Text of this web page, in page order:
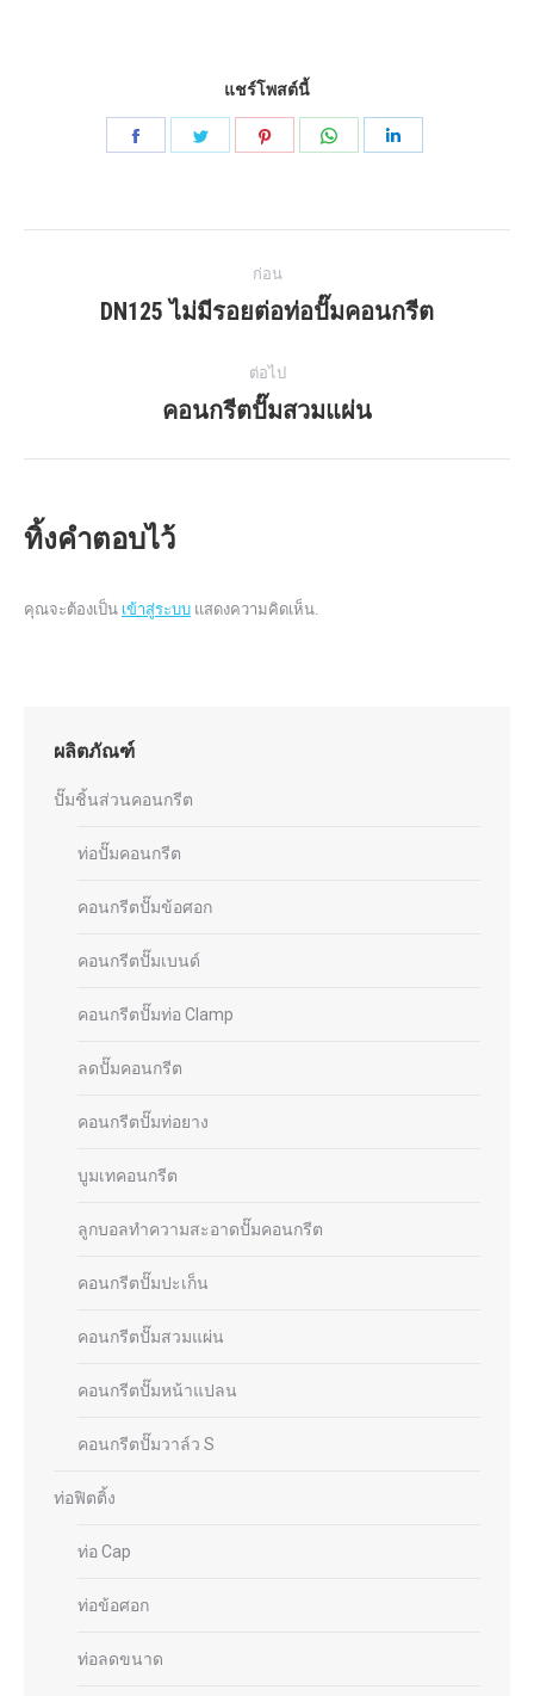
แชร์โพสต์นี้
และ
โพสต์
ก่อน
โพสต์
หน้า:
DN125 ไม่มีรอยต่อท่อปั๊มคอนกรีต
ต่อไป
โพสต์
คอนกรีตปั๊มสวมแผ่น
ทิ้งคำตอบไว้
คุณจะต้องเป็น เข้าสู่ระบบ แสดงความคิดเห็น.
ผลิตภัณฑ์
ปั๊มชิ้นส่วนคอนกรีต
ท่อปั๊มคอนกรีต
คอนกรีตปั๊มข้อศอก
คอนกรีตปั๊มเบนด์
คอนกรีตปั๊มท่อ Clamp
ลดปั๊มคอนกรีต
คอนกรีตปั๊มท่อยาง
บูมเทคอนกรีต
ลูกบอลทำความสะอาดปั๊มคอนกรีต
คอนกรีตปั๊มปะเก็น
คอนกรีตปั๊มสวมแผ่น
คอนกรีตปั๊มหน้าแปลน
คอนกรีตปั๊มวาล์ว S
ท่อฟิตติ้ง
ท่อ Cap
ท่อข้อศอก
ท่อลดขนาด